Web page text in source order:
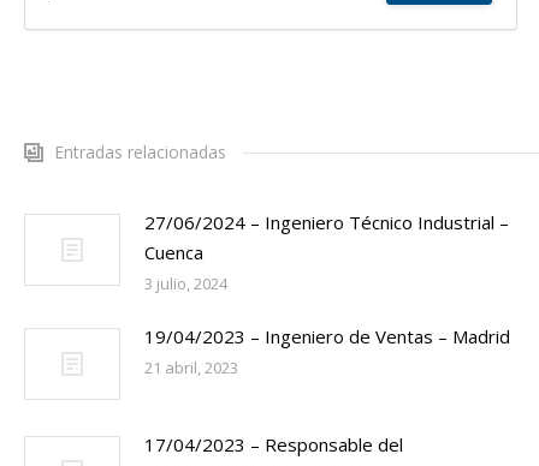
Entradas relacionadas
27/06/2024 – Ingeniero Técnico Industrial –
Cuenca
3 julio, 2024
19/04/2023 – Ingeniero de Ventas – Madrid
21 abril, 2023
17/04/2023 – Responsable del